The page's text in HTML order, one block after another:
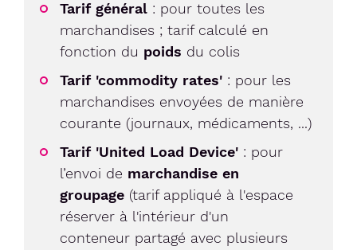
Tarif général : pour toutes les
marchandises ; tarif calculé en
fonction du poids du colis
Tarif 'commodity rates' : pour les
marchandises envoyées de manière
courante (journaux, médicaments, ...)
Tarif 'United Load Device' : pour
l’envoi de marchandise en
groupage (tarif appliqué à l'espace
réserver à l'intérieur d'un
conteneur partagé avec plusieurs